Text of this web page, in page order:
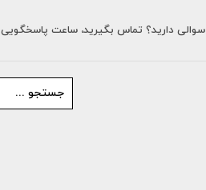
سوالی دارید؟ تماس بگیرید، ساعت پاسخگویی 9 الی 18: